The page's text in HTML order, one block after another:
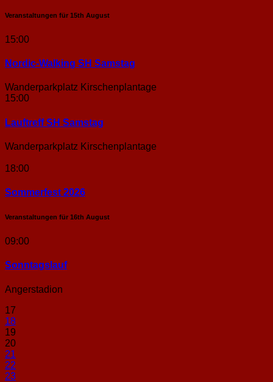
Veranstaltungen für 15th August
15:00
Nordic-Walking SH Samstag
Wanderparkplatz Kirschenplantage
15:00
Lauftreff SH Samstag
Wanderparkplatz Kirschenplantage
18:00
Sommerfest 2026
Veranstaltungen für 16th August
09:00
Sonntags­lauf
Angerstadion
17
18
19
20
21
22
23